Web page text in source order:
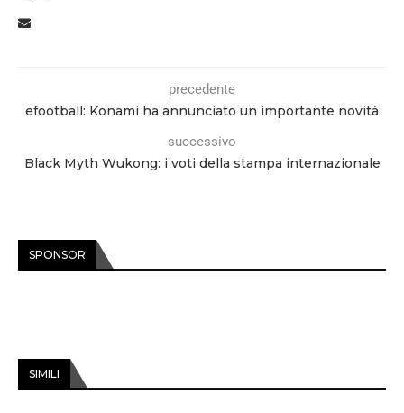
precedente
efootball: Konami ha annunciato un importante novità
successivo
Black Myth Wukong: i voti della stampa internazionale
SPONSOR
SIMILI